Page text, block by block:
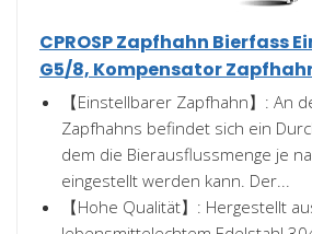
CPROSP Zapfhahn Bierfass
G5/8, Kompensator
【Einstellbarer Zapfhahn】: An
Zapfhahns befindet sich ein
dem die Bierausflussmenge je
eingestellt werden kann. Der...
【Hohe Qualität】: Hergestellt